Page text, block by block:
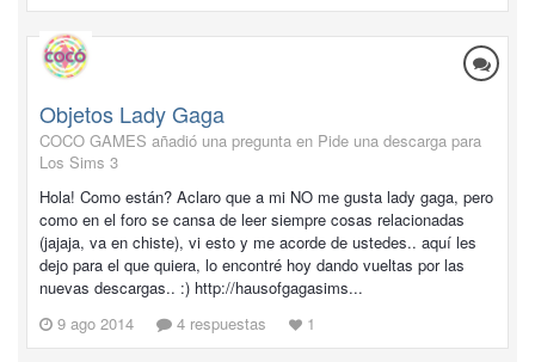
Objetos Lady Gaga
COCO GAMES añadió una pregunta en Pide una descarga para
Los Sims 3
Hola! Como están? Aclaro que a mi NO me gusta lady gaga, pero
como en el foro se cansa de leer siempre cosas relacionadas
(jajaja, va en chiste), vi esto y me acorde de ustedes.. aquí les
dejo para el que quiera, lo encontré hoy dando vueltas por las
nuevas descargas.. :) http://hausofgagasims...
9 ago 2014
4 respuestas 1